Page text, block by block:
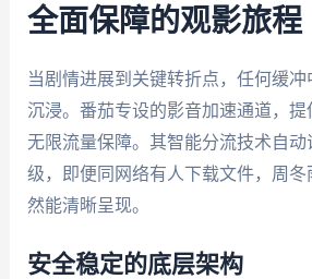
全面保障的观影旅程
当剧情进展到关键转折点，任何缓
沉浸。番茄专设的影音加速通道，提
无限流量保障。其智能分流技术自
级，即便同网络有人下载文件，周冬
然能清晰呈现。
安全稳定的底层架构